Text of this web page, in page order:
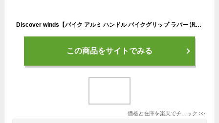
Discover winds【バイク アルミ ハンドル バイクグリップ ラバー 汎用 デザイン 左右セット 非貫通タイプ カスタム ドレスアップ 】
この商品をサイトでみる
価格と在庫を楽天でチェック >>